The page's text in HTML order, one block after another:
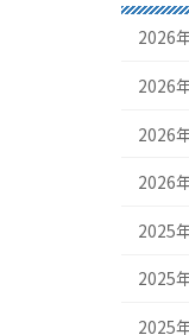
2026
2026
2026
2026
2025
2025
2025